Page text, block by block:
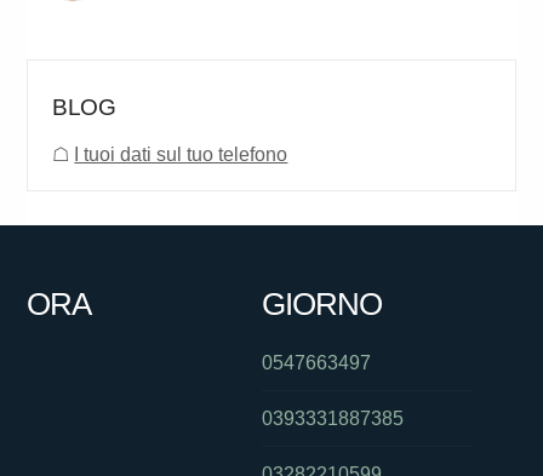
BLOG
☖ I tuoi dati sul tuo telefono
ORA GIORNO
0547663497
0393331887385